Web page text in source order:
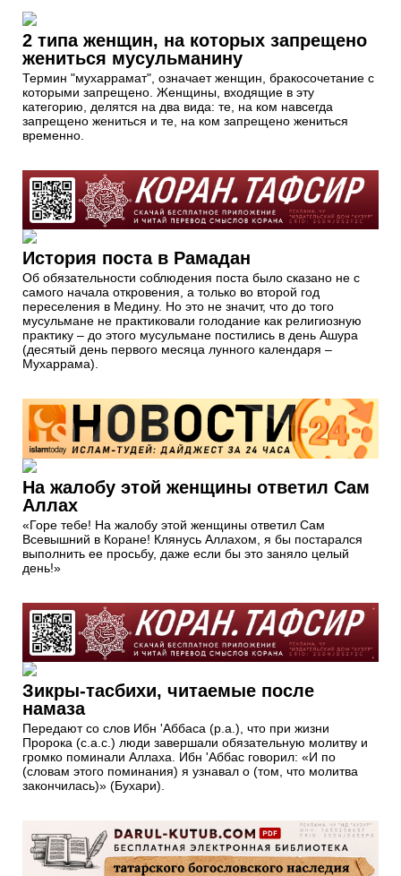
2 типа женщин, на которых запрещено
жениться мусульманину
Термин "мухаррамат", означает женщин, бракосочетание с
которыми запрещено. Женщины, входящие в эту
категорию, делятся на два вида: те, на ком навсегда
запрещено жениться и те, на ком запрещено жениться
временно.
История поста в Рамадан
Об обязательности соблюдения поста было сказано не с
самого начала откровения, а только во второй год
переселения в Медину. Но это не значит, что до того
мусульмане не практиковали голодание как религиозную
практику – до этого мусульмане постились в день Ашура
(десятый день первого месяца лунного календаря –
Мухаррама).
На жалобу этой женщины ответил Сам
Аллах
«Горе тебе! На жалобу этой женщины ответил Сам
Всевышний в Коране! Клянусь Аллахом, я бы постарался
выполнить ее просьбу, даже если бы это заняло целый
день!»
Зикры-тасбихи, читаемые после
намаза
Передают со слов Ибн 'Аббаса (р.а.), что при жизни
Пророка (с.а.с.) люди завершали обязательную молитву и
громко поминали Аллаха. Ибн 'Аббас говорил: «И по
(словам этого поминания) я узнавал о (том, что молитва
закончилась)» (Бухари).